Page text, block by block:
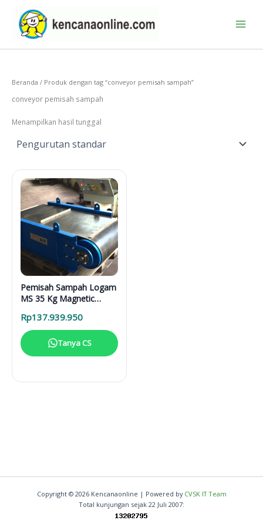
konten
Beranda / Produk dengan tag “conveyor pemisah sampah”
conveyor pemisah sampah
Menampilkan hasil tunggal
Pemisah Sampah Logam
MS 35 Kg Magnetic
Rp137.939.950
Tanya CS
Copyright © 2026 Kencanaonline | Powered by CVSK IT Team
Total kunjungan sejak 22 Juli 2007: